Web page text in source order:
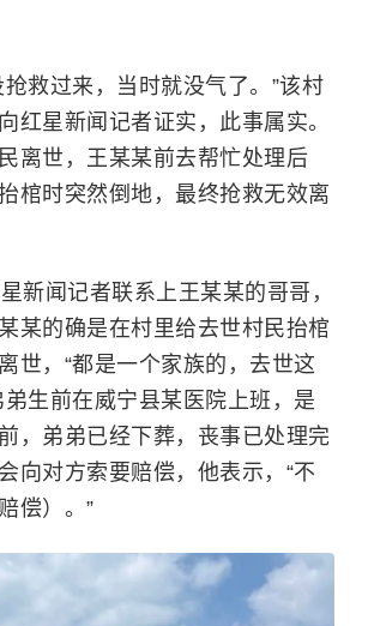
救过来，当时就没气了。”该村
红星新闻记者证实，此事属实。
离世，王某某前去帮忙处理后
棺时突然倒地，最终抢救无效离
新闻记者联系上王某某的哥哥，
某的确是在村里给去世村民抬棺
世，“都是一个家族的，去世这
弟生前在威宁县某医院上班，是
，弟弟已经下葬，丧事已处理完
向对方索要赔偿，他表示，“不
偿）。”